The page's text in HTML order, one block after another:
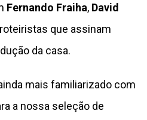
Fernando Fraiha, David
que assinam
da casa.
mais familiarizado com
a nossa seleção de